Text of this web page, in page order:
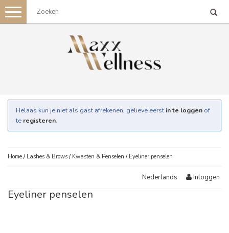
Toggle
navigation
Helaas kun je niet als gast afrekenen, gelieve eerst in te loggen of
te registeren.
Home / Lashes & Brows / Kwasten & Penselen / Eyeliner penselen
Nederlands Inloggen
Eyeliner penselen